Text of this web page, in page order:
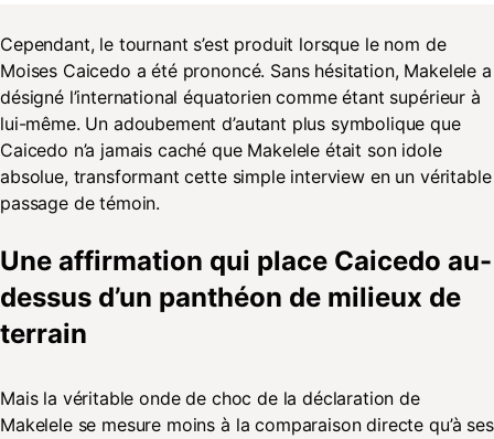
Cependant, le tournant s’est produit lorsque le nom de
Moises Caicedo a été prononcé. Sans hésitation, Makelele a
désigné l’international équatorien comme étant supérieur à
lui-même. Un adoubement d’autant plus symbolique que
Caicedo n’a jamais caché que Makelele était son idole
absolue, transformant cette simple interview en un véritable
passage de témoin.
Une affirmation qui place Caicedo au-
dessus d’un panthéon de milieux de
terrain
Mais la véritable onde de choc de la déclaration de
Makelele se mesure moins à la comparaison directe qu’à ses